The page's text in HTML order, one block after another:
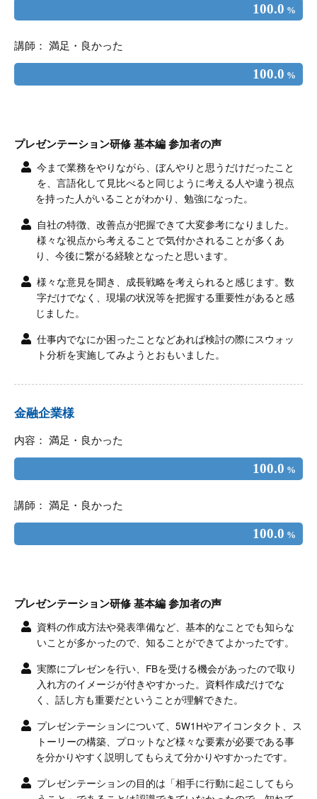
100.0 %
講師： 満足・良かった
100.0 %
プレゼンテーション研修 基本編 参加者の声
今まで業務をやりながら、ぼんやりと思うだけだったこと
を、言語化して見比べると同じように考える人や違う視点
を持った人がいることがわかり、勉強になった。
自社の特徴、改善点が把握できて大変参考になりました。
様々な視点から考えることで気付かされることが多くあ
り、今後に繋がる経験となったと思います。
様々な意見を聞き、成長戦略を考えられると感じます。数
字だけでなく、現場の状況等を把握する重要性があると感
じました。
仕事内でなにか困ったことなどあれば検討の際にスウォッ
ト分析を実施してみようとおもいました。
金融企業様
内容： 満足・良かった
100.0 %
講師： 満足・良かった
100.0 %
プレゼンテーション研修 基本編 参加者の声
資料の作成方法や発表準備など、基本的なことでも知らな
いことが多かったので、知ることができてよかったです。
実際にプレゼンを行い、FBを受ける機会があったので取り
入れ方のイメージが付きやすかった。資料作成だけでな
く、話し方も重要だということが理解できた。
プレゼンテーションについて、5W1Hやアイコンタクト、ス
トーリーの構築、プロットなど様々な要素が必要である事
を分かりやすく説明してもらえて分かりやすかったです。
プレゼンテーションの目的は「相手に行動に起こしてもら